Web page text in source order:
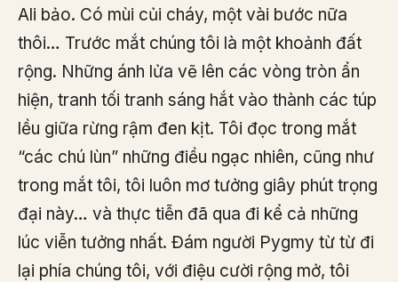
Ali bảo. Có mùi củi cháy, một vài bước nữa
thôi… Trước mắt chúng tôi là một khoảnh đất
rộng. Những ánh lửa vẽ lên các vòng tròn ẩn
hiện, tranh tối tranh sáng hắt vào thành các túp
lều giữa rừng rậm đen kịt. Tôi đọc trong mắt
“các chú lùn” những điều ngạc nhiên, cũng như
trong mắt tôi, tôi luôn mơ tưởng giây phút trọng
đại này… và thực tiễn đã qua đi kể cả những
lúc viễn tưởng nhất. Đám người Pygmy từ từ đi
lại phía chúng tôi, với điệu cười rộng mở, tôi